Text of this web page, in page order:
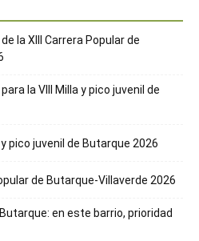
la XIII Carrera Popular de
la VIII Milla y pico juvenil de
pico juvenil de Butarque 2026
de Butarque-Villaverde 2026
en este barrio, prioridad